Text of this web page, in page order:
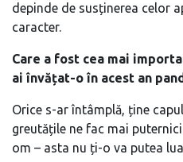
depinde de susținerea celor
caracter.
Care a fost cea mai
ai învățat-o în acest an
Orice s-ar întâmplă, ține
greutățile ne fac mai
om – asta nu ți-o va putea